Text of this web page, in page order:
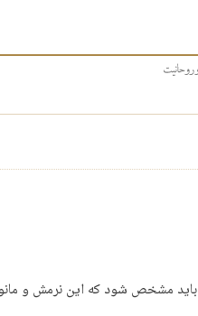
مشخص شود که این نرمش و